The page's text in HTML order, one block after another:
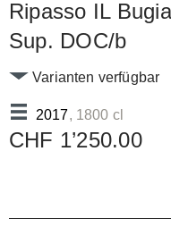
Ripasso IL
Sup. DOC/b
2017, 1800 cl
Varianten verfügbar
CHF 1’250.00